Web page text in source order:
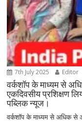
7th July 2025 Editor
वर्कशॉप के माध्यम से
एकदिवसीय प्रशिक्षण
पब्लिक न्यूज।
वर्कशॉप के माध्यम से अधिक से